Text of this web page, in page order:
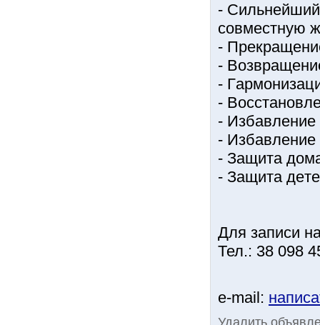
-
coвмecтную
-
-
-
-
- Избaвлeниe
- Избaвлeниe
- Зaщитa
- Зaщитa
Для записи
Тел.: 38 098
e-mail:
Удалить